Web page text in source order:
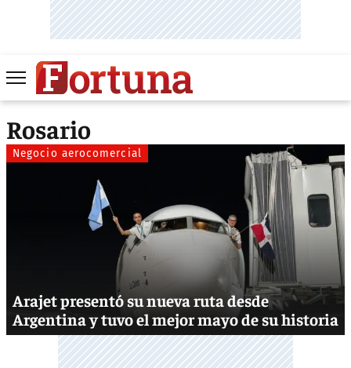
Rosario
Negocio aerocomercial
Arajet presentó su nueva ruta desde
Argentina y tuvo el mejor mayo de su historia